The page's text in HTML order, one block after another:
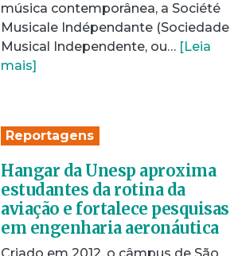
música contemporânea, a Société
Musicale Indépendante (Sociedade
Musical Independente, ou… [Leia
mais]
Reportagens
Hangar da Unesp aproxima
estudantes da rotina da
aviação e fortalece pesquisas
em engenharia aeronáutica